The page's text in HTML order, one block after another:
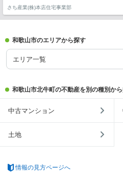
さち産業(株)本店住宅事業部
和歌山市のエリアから探す
エリア一覧
和歌山市北牛町の不動産を別の種別か
中古マンション
土地
情報の見方ページへ